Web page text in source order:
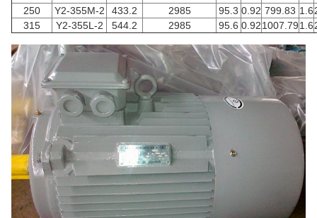
250
Y2-355M-2 433.2 2985 95.3 0.92 799.83 1.6
315
Y2-355L-2 544.2 2985 95.6 0.921007.791.6